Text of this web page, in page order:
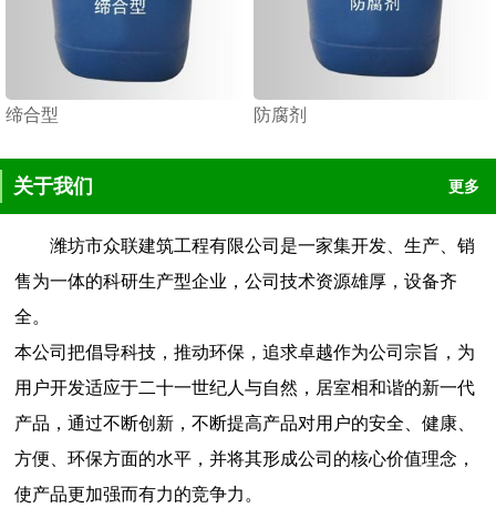
缔合型 防腐剂
关于我们 更多
潍坊市众联建筑工程有限公司是一家集开发、生产、销
售为一体的科研生产型企业，公司技术资源雄厚，设备齐
全。
本公司把倡导科技，推动环保，追求卓越作为公司宗旨，为
用户开发适应于二十一世纪人与自然，居室相和谐的新一代
产品，通过不断创新，不断提高产品对用户的安全、健康、
方便、环保方面的水平，并将其形成公司的核心价值理念，
使产品更加强而有力的竞争力。